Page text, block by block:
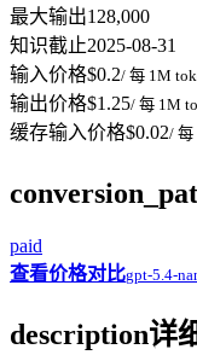
最大输出128,000
知识截止2025-08-31
输入价格$0.2/ 每 1M
输出价格$1.25/ 每 1M
缓存输入价格$0.02/ 每
paid
查看价格对比gpt-5.4-
description详